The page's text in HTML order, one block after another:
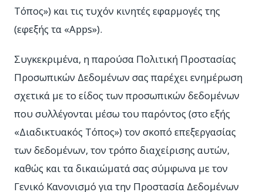
Τόπος») και τις τυχόν κινητές εφαρμογές της
(εφεξής τα «Apps»).
Συγκεκριμένα, η παρούσα Πολιτική Προστασίας
Προσωπικών Δεδομένων σας παρέχει ενημέρωση
σχετικά με το είδος των προσωπικών δεδομένων
που συλλέγονται μέσω του παρόντος (στο εξής
«Διαδικτυακός Τόπος») τον σκοπό επεξεργασίας
των δεδομένων, τον τρόπο διαχείρισης αυτών,
καθώς και τα δικαιώματά σας σύμφωνα με τον
Γενικό Κανονισμό για την Προστασία Δεδομένων